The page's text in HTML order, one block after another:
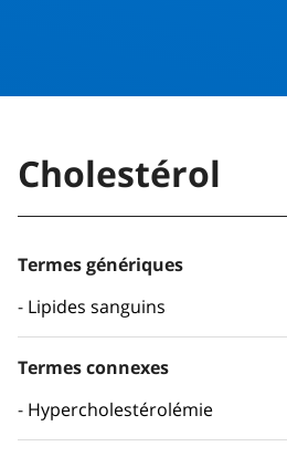
Cholestérol
Termes génériques
Lipides sanguins
Termes connexes
Hypercholestérolémie